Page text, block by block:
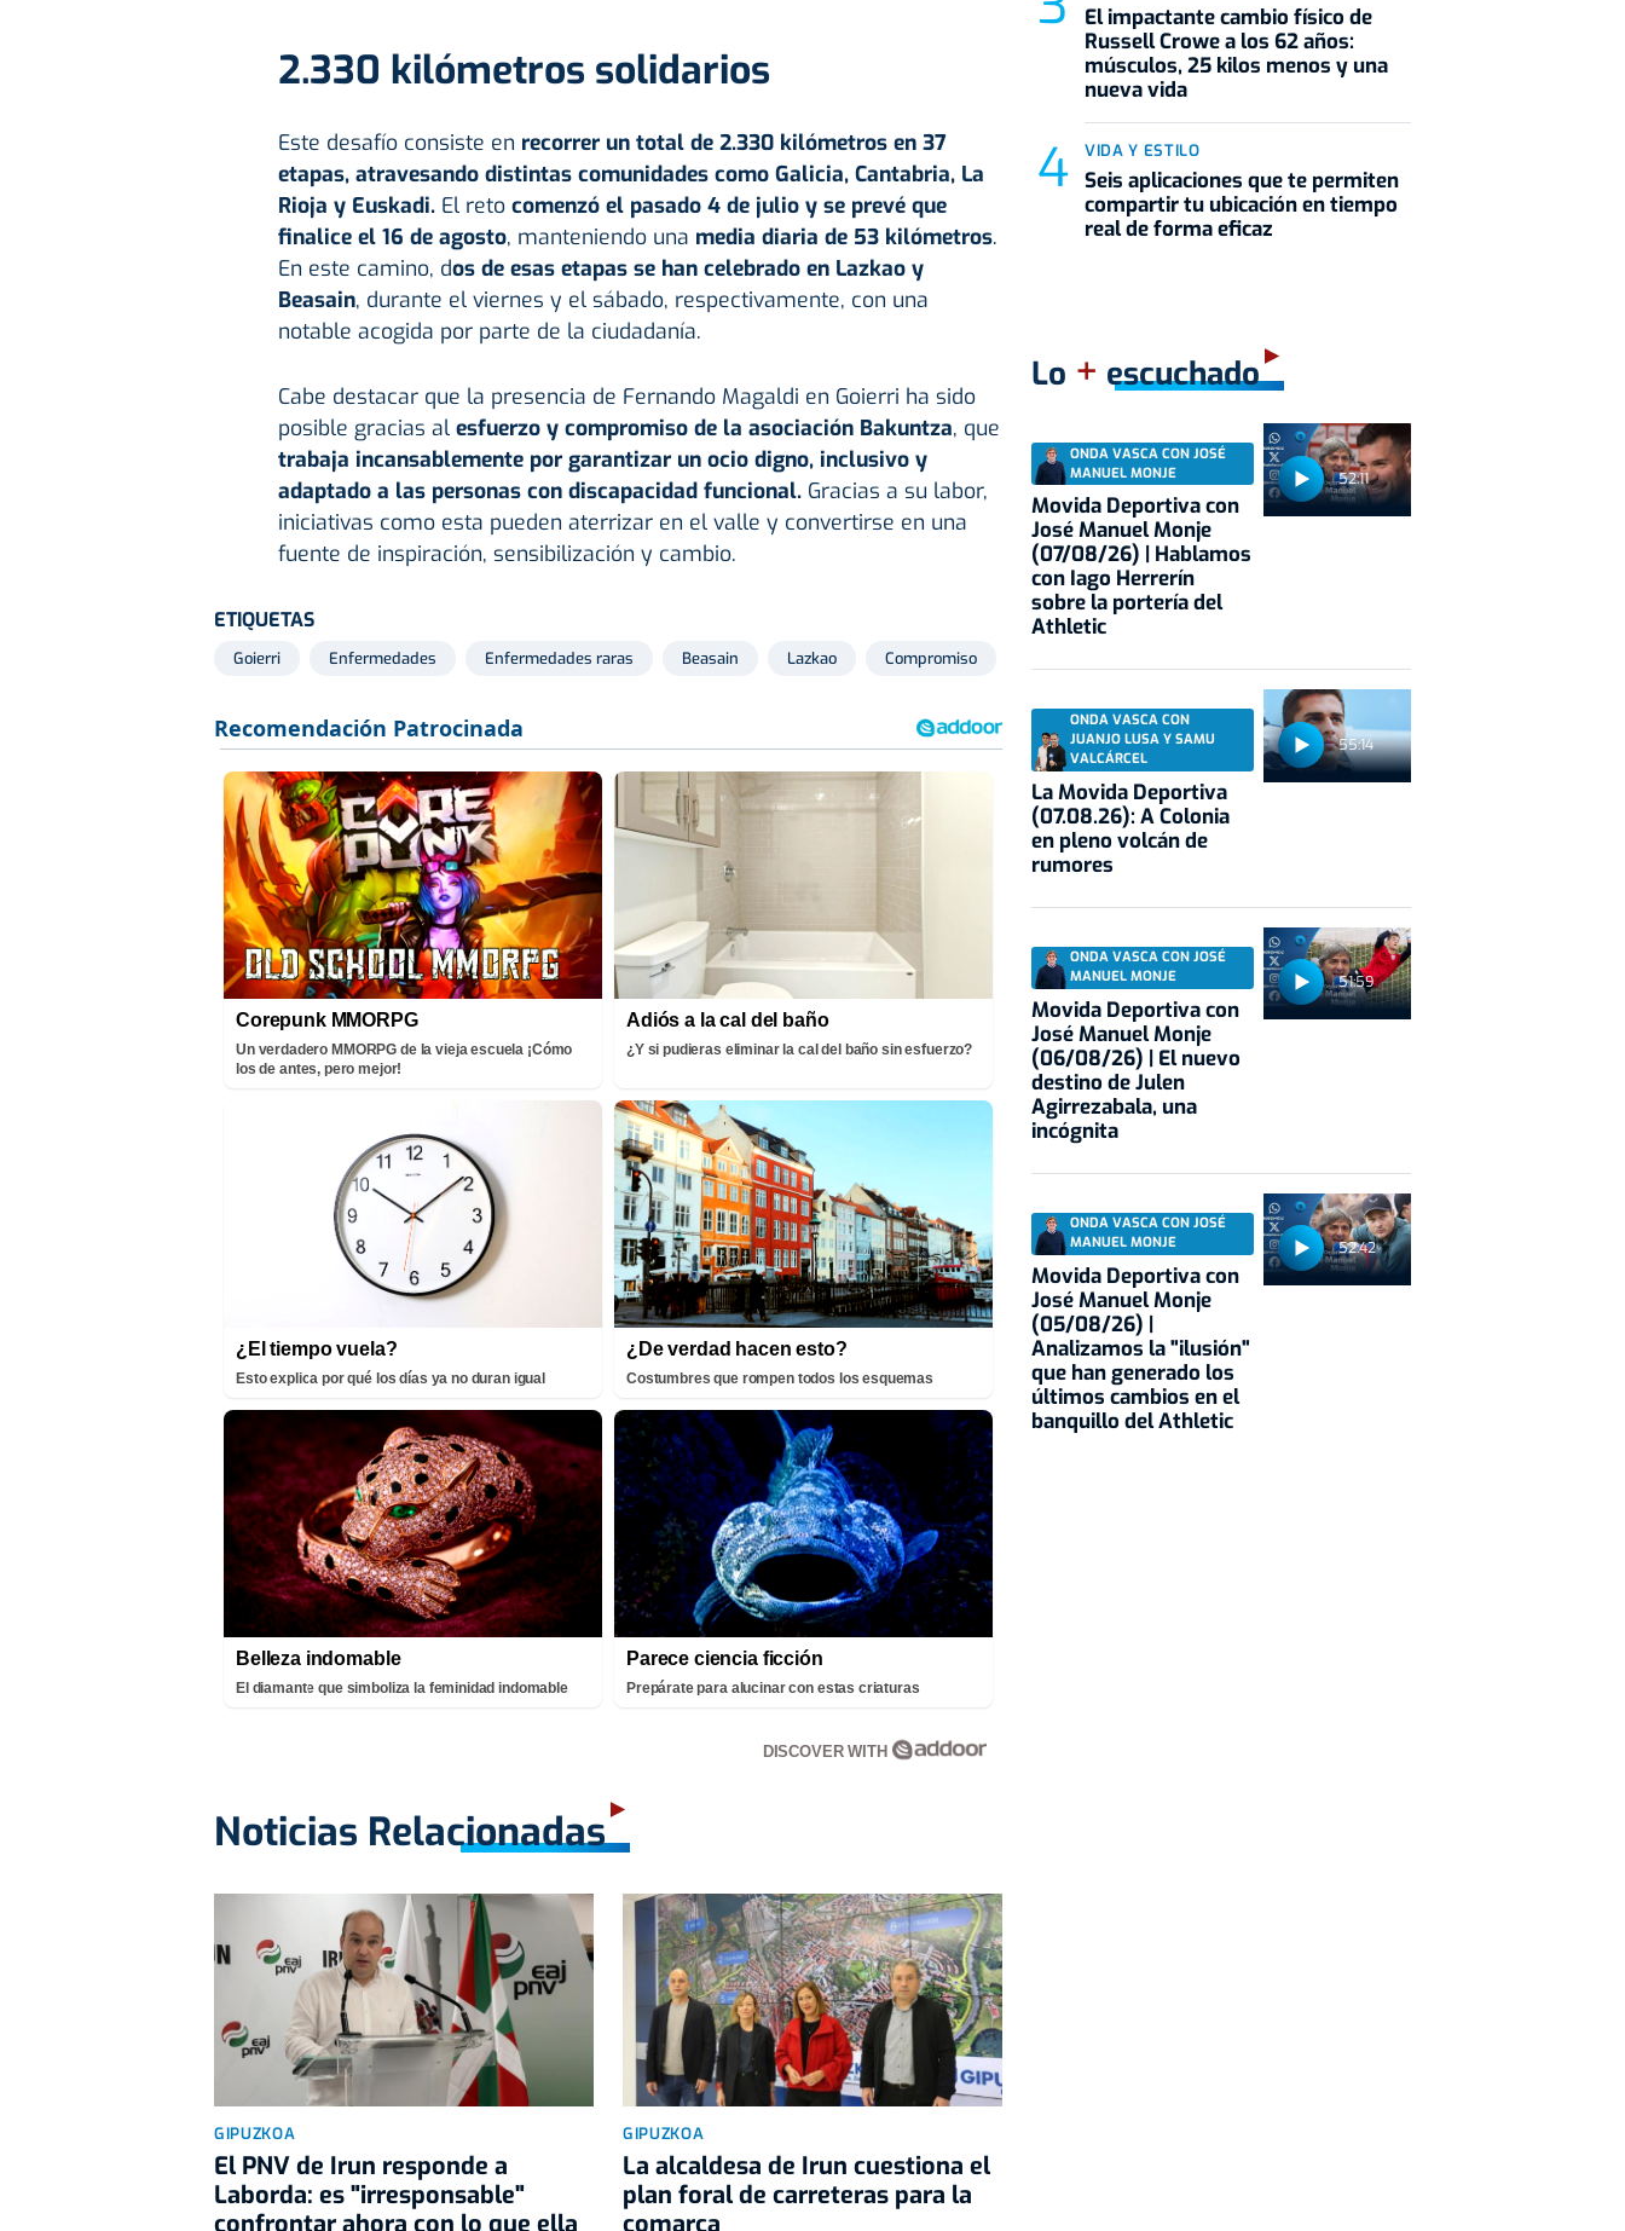
2.330 kilómetros solidarios
Este desafío consiste en recorrer un total de 2.330 kilómetros en 37
etapas, atravesando distintas comunidades como Galicia, Cantabria, La
Rioja y Euskadi. El reto comenzó el pasado 4 de julio y se prevé que
finalice el 16 de agosto, manteniendo una media diaria de 53 kilómetros.
En este camino, dos de esas etapas se han celebrado en Lazkao y
Beasain, durante el viernes y el sábado, respectivamente, con una
notable acogida por parte de la ciudadanía.
Cabe destacar que la presencia de Fernando Magaldi en Goierri ha sido
posible gracias al esfuerzo y compromiso de la asociación Bakuntza, que
trabaja incansablemente por garantizar un ocio digno, inclusivo y
adaptado a las personas con discapacidad funcional.Gracias a su labor,
iniciativas como esta pueden aterrizar en el valle y convertirse en una
fuente de inspiración, sensibilización y cambio.
ETIQUETAS
Goierri Enfermedades Enfermedades raras Beasain Lazkao Compromiso
Corepunk MMORPG
Un verdadero MMORPG de la vieja escuela ¡Cómo
los de antes, pero mejor!
Adiós a la cal del baño
¿Y si pudieras eliminar la cal del baño sin esfuerzo?
¿El tiempo vuela?
Esto explica por qué los días ya no duran igual
¿De verdad hacen esto?
Costumbres que rompen todos los esquemas
Belleza indomable
El diamante que simboliza la feminidad indomable
Parece ciencia ficción
Prepárate para alucinar con estas criaturas
DISCOVER WITH
Noticias Relacionadas
GIPUZKOA
El PNV de Irun responde a
Laborda: es "irresponsable"
GIPUZKOA
La alcaldesa de Irun cuestiona el
plan foral de carreteras para la
El impactante cambio físico de
Russell Crowe a los 62 años:
músculos, 25 kilos menos y una
nueva vida
VIDA Y ESTILO
Seis aplicaciones que te permiten
compartir tu ubicación en tiempo
real de forma eficaz
Lo + escuchado
52:11
ONDA VASCA CON JOSÉ
MANUEL MONJE
Movida Deportiva con
José Manuel Monje
(07/08/26) | Hablamos
con Iago Herrerín
sobre la portería del
Athletic
55:14
ONDA VASCA CON
JUANJO LUSA Y SAMU
VALCÁRCEL
La Movida Deportiva
(07.08.26): A Colonia
en pleno volcán de
rumores
51:59
ONDA VASCA CON JOSÉ
MANUEL MONJE
Movida Deportiva con
José Manuel Monje
(06/08/26) | El nuevo
destino de Julen
Agirrezabala, una
incógnita
52:42
ONDA VASCA CON JOSÉ
MANUEL MONJE
Movida Deportiva con
José Manuel Monje
(05/08/26) |
Analizamos la "ilusión"
que han generado los
últimos cambios en el
banquillo del Athletic